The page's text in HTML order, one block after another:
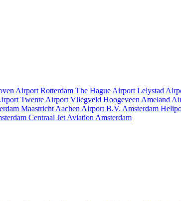
Airport Rotterdam The Hague Airport Lelystad
Twente Airport Vliegveld Hoogeveen Ameland
Maastricht Aachen Airport B.V. Amsterdam
Centraal Jet Aviation Amsterdam